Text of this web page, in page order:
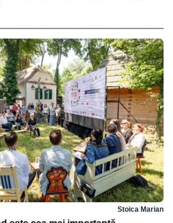
Stoica Marian